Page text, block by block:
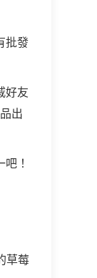
批發
好友
出
！
草莓